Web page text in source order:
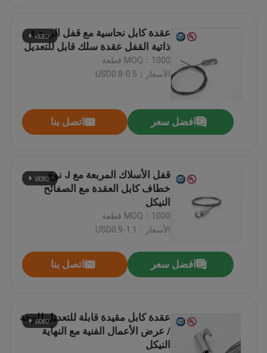
عقدة كابل نحاسية مع قفل الربيعية
ذاتية القفل عقدة سلك قابل للتعديل
MOQ：1000 قطعة
الأسعار：USD0.8-0.5
افضل سعر اتصل بنا
قفل الأسلاك المربعة مع J نوع
خطاف كابل العقدة مع الصفائح
النيكل
MOQ：1000 قطعة
الأسعار：USD0.9-1.1
افضل سعر اتصل بنا
عقدة كابل مقيدة قابلة للتعديل للوحة
/ عرض الأعمال الفنية مع النهاية
النيكل